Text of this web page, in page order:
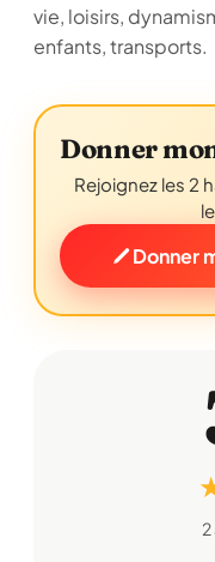
vie, loisirs,
enfants, transports.
Donner
Rejoignez les 2
Donner